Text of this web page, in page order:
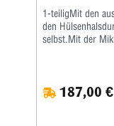
1-teiligMit den
den
selbst.Mit der
187,00 €